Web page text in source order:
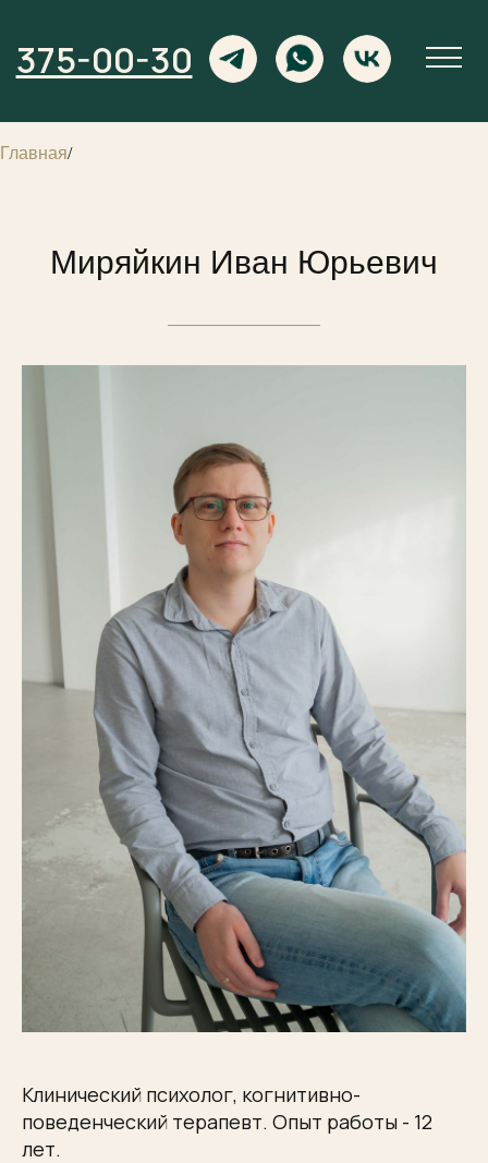
375-00-30
Главная/
Миряйкин Иван Юрьевич
Клинический психолог, когнитивно-
поведенческий терапевт. Опыт работы - 12
лет.